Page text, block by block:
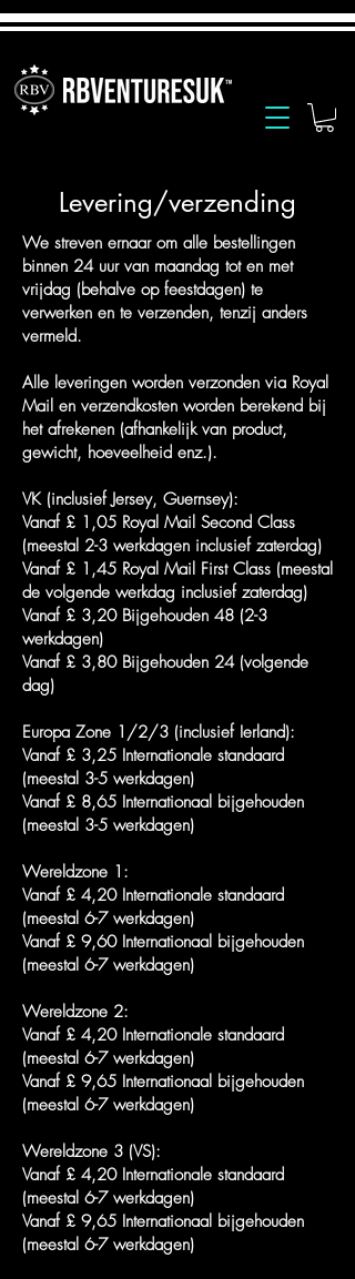
Levering/verzending
We streven ernaar om alle bestellingen
binnen 24 uur van maandag tot en met
vrijdag (behalve op feestdagen) te
verwerken en te verzenden, tenzij anders
vermeld.
Alle leveringen worden verzonden via Royal
Mail en verzendkosten worden berekend bij
het afrekenen (afhankelijk van product,
gewicht, hoeveelheid enz.).
VK (inclusief Jersey, Guernsey):
Vanaf £ 1,05 Royal Mail Second Class
(meestal 2-3 werkdagen inclusief zaterdag)
Vanaf £ 1,45 Royal Mail First Class (meestal
de volgende werkdag inclusief zaterdag)
Vanaf £ 3,20 Bijgehouden 48 (2-3
werkdagen)
Vanaf £ 3,80 Bijgehouden 24 (volgende
dag)
Europa Zone 1/2/3 (inclusief Ierland):
Vanaf £ 3,25 Internationale standaard
(meestal 3-5 werkdagen)
Vanaf £ 8,65 Internationaal bijgehouden
(meestal 3-5 werkdagen)
Wereldzone 1:
Vanaf £ 4,20 Internationale standaard
(meestal 6-7 werkdagen)
Vanaf £ 9,60 Internationaal bijgehouden
(meestal 6-7 werkdagen)
Wereldzone 2:
Vanaf £ 4,20 Internationale standaard
(meestal 6-7 werkdagen)
Vanaf £ 9,65 Internationaal bijgehouden
(meestal 6-7 werkdagen)
Wereldzone 3 (VS):
Vanaf £ 4,20 Internationale standaard
(meestal 6-7 werkdagen)
Vanaf £ 9,65 Internationaal bijgehouden
(meestal 6-7 werkdagen)